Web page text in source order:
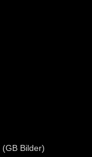
(GB Bilder)